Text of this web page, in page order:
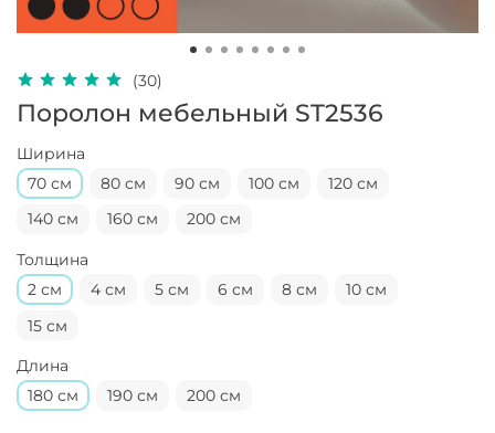
(30)
Поролон мебельный ST2536
Ширина
70 см
80 см 90 см 100 см
120 см
140 см
160 см 200 см
Толщина
2 см
4 см 5 см 6 см 8 см
10 см
15 см
Длина
180 см
190 см 200 см